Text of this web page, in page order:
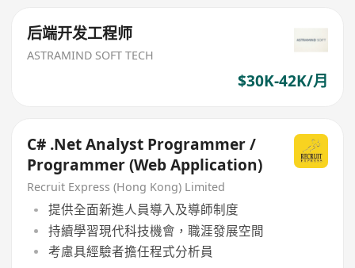
后端开发工程师
ASTRAMIND SOFT TECH
$30K-42K/月
C# .Net Analyst Programmer /
Programmer (Web Application)
Recruit Express (Hong Kong) Limited
提供全面新進人員導入及導師制度
持續學習現代科技機會，職涯發展空間
考慮具經驗者擔任程式分析員